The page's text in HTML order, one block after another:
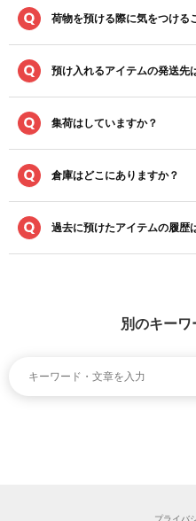
荷物を預ける際に気をつける
預け入れるアイテムの発送先
集荷はしていますか？
倉庫はどこにありますか？
過去に預けたアイテムの履歴
別のキー
プライバ